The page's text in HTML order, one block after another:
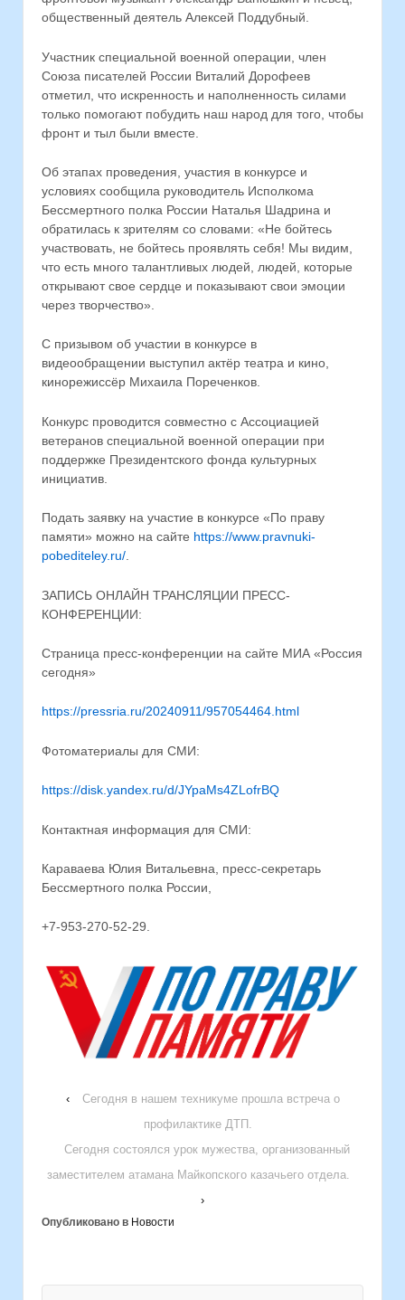
общественный деятель Алексей Поддубный.
Участник специальной военной операции, член
Союза писателей России Виталий Дорофеев
отметил, что искренность и наполненность силами
только помогают побудить наш народ для того, чтобы
фронт и тыл были вместе.
Об этапах проведения, участия в конкурсе и
условиях сообщила руководитель Исполкома
Бессмертного полка России Наталья Шадрина и
обратилась к зрителям со словами: «Не бойтесь
участвовать, не бойтесь проявлять себя! Мы видим,
что есть много талантливых людей, людей, которые
открывают свое сердце и показывают свои эмоции
через творчество».
С призывом об участии в конкурсе в
видеообращении выступил актёр театра и кино,
кинорежиссёр Михаила Пореченков.
Конкурс проводится совместно с Ассоциацией
ветеранов специальной военной операции при
поддержке Президентского фонда культурных
инициатив.
Подать заявку на участие в конкурсе «По праву
памяти» можно на сайте https://www.pravnuki-
pobediteley.ru/.
ЗАПИСЬ ОНЛАЙН ТРАНСЛЯЦИИ ПРЕСС-
КОНФЕРЕНЦИИ:
Страница пресс-конференции на сайте МИА «Россия
сегодня»
https://pressria.ru/20240911/957054464.html
Фотоматериалы для СМИ:
https://disk.yandex.ru/d/JYpaMs4ZLofrBQ
Контактная информация для СМИ:
Караваева Юлия Витальевна, пресс-секретарь
Бессмертного полка России,
+7-953-270-52-29.
‹
Сегодня в нашем техникуме прошла встреча о
профилактике ДТП.
Сегодня состоялся урок мужества, организованный
заместителем атамана Майкопского казачьего отдела.
›
Опубликовано в Новости